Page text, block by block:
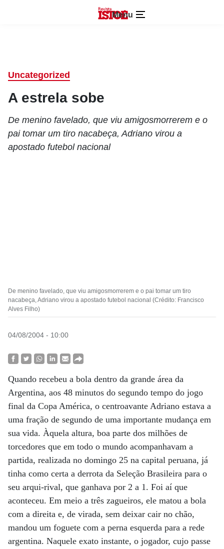
Menu
Uncategorized
A estrela sobe
De menino favelado, que viu amigosmorrerem e o
pai tomar um tiro nacabeça, Adriano virou a
apostado futebol nacional
De menino favelado, que viu amigosmorrerem e o pai tomar um tiro
nacabeça, Adriano virou a apostado futebol nacional (Crédito: Francisco
Alves Filho)
04/08/2004 - 10:00
Quando recebeu a bola dentro da grande área da
Argentina, aos 48 minutos do segundo tempo do jogo
final da Copa América, o centroavante Adriano estava a
uma fração de segundo de uma importante mudança em
sua vida. Àquela altura, boa parte dos milhões de
torcedores que em todo o mundo acompanhavam a
partida, realizada no domingo 25 na capital peruana, já
tinha como certa a derrota da Seleção Brasileira para o
seu arqui-rival, que ganhava por 2 a 1. Foi aí que
aconteceu. Em meio a três zagueiros, ele matou a bola
com a direita e, de virada, sem deixar cair no chão,
mandou um foguete com a perna esquerda para a rede
argentina. Naquele exato instante, o jogador, cujo passe